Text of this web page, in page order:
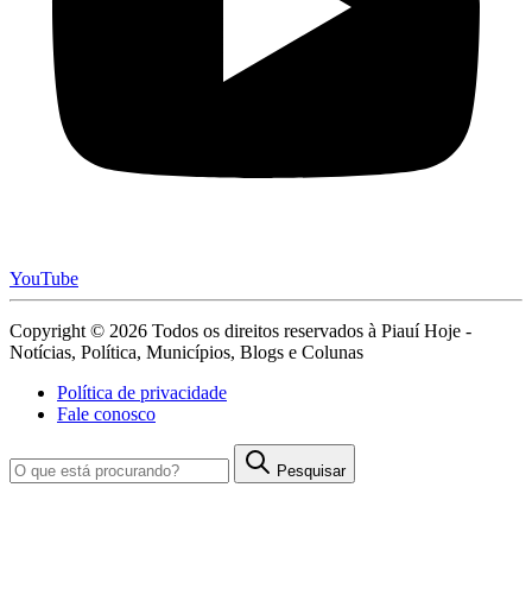
YouTube
Copyright © 2026 Todos os direitos reservados à Piauí Hoje -
Notícias, Política, Municípios, Blogs e Colunas
Política de privacidade
Fale conosco
Pesquisar